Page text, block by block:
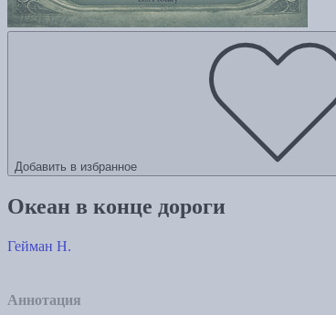
Добавить в избранное
Океан в конце дороги
Гейман Н.
Аннотация